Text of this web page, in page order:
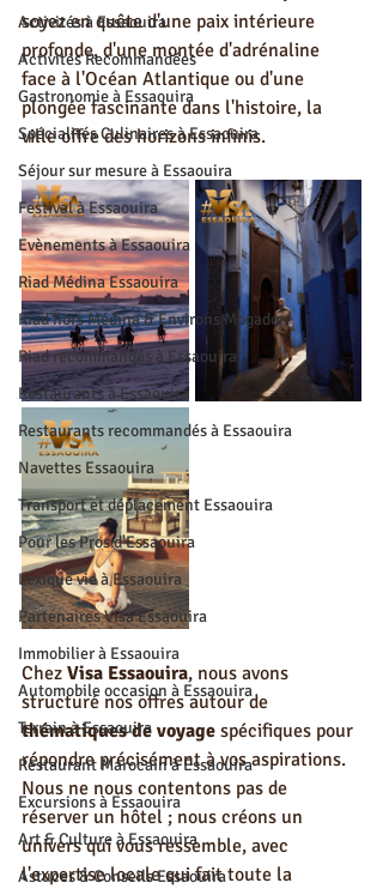
Activités à Essaouira
Activités Recommandées
Gastronomie à Essaouira
Spécialités Culinaires à Essaouira
Séjour sur mesure à Essaouira
Festival à Essaouira
Evènements à Essaouira
Riad Médina Essaouira
Riad hors Médina & Environs Mogador
Riad recommandés à Essaouira
Restaurants à Essaouira
Restaurants recommandés à Essaouira
Navettes Essaouira
Transport et déplacement Essaouira
Pour les Pros d'Essaouira
Lexique vie à Essaouira
Partenaires Visa Essaouira
Immobilier à Essaouira
Automobile occasion à Essaouira
Terrain à Essaouira
Restaurant Marocain à Essaouira
Excursions à Essaouira
Art & Culture à Essaouira
Astuces & Conseils Essaouira
soyez en quête d'une paix intérieure
profonde, d'une montée d'adrénaline
face à l'Océan Atlantique ou d'une
plongée fascinante dans l'histoire, la
ville offre des horizons infinis.
Chez Visa Essaouira, nous avons
structuré nos offres autour de
thématiques de voyage spécifiques pour
répondre précisément à vos aspirations.
Nous ne nous contentons pas de
réserver un hôtel ; nous créons un
univers qui vous ressemble, avec
l'expertise locale qui fait toute la